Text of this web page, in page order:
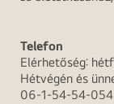
Telefon
Elérhetőség:
Hétvégén és
06-1-54-54-054